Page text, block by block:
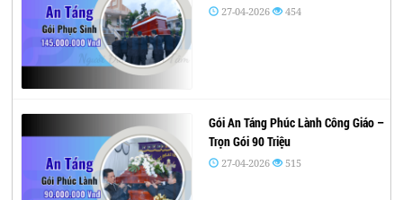
27-04-2026 454
Gói An Táng Phúc Lành Công Giáo –
Trọn Gói 90 Triệu
27-04-2026 515